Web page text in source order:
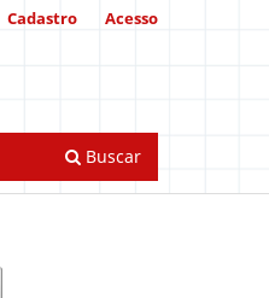
Buscar
Cadastro Acesso